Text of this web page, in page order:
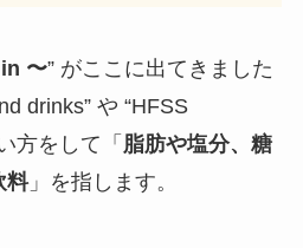
〜” がここに出てきました
drinks” や “HFSS
方をして「 脂肪や塩分、糖
料」を指します。